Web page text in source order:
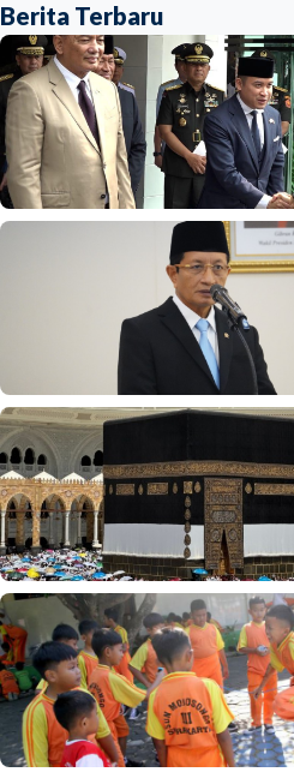
Berita Terbaru
Opini - Wacana 'reshuffle'
wamenhan bakal diisi sipil?
hibrida butuh keahlian di luar
08 Aug 2026
Nasional
Rp4,1 triliun BOS Madrasah &
segera cair, cek jadwal
Indonesia• 09 Aug 2026
Nasional
Analisis – Ke mana
haji Indonesia? Ada potensi
bisa kembali ke Tanah Air (1
Indonesia•08 Aug 2026